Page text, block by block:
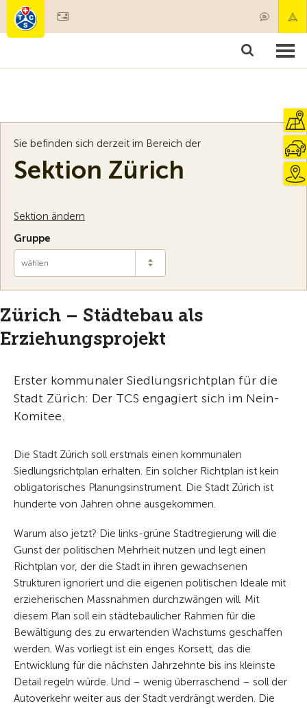
Mitgliedschaft & Leistungen
Sie befinden sich derzeit im Bereich der
Sektion Zürich
Sektion ändern
Gruppe
wählen
Zürich – Städtebau als
Erziehungsprojekt
Erster kommunaler Siedlungsrichtplan für die
Stadt Zürich: Der TCS engagiert sich im Nein-
Komitee.
Die Stadt Zürich soll erstmals einen kommunalen
Siedlungsrichtplan erhalten. Ein solcher Richtplan ist kein
obligatorisches Planungsinstrument. Die Stadt Zürich ist
hunderte von Jahren ohne ausgekommen.
Warum also jetzt? Die links-grüne Stadtregierung will die
Gunst der politischen Mehrheit nutzen und legt einen
Richtplan vor, der die Stadt in ihren gewachsenen
Strukturen ignoriert und die eigenen politischen Ideale mit
erzieherischen Massnahmen durchzwängen will. Mit
diesem Plan soll ein städtebaulicher Rahmen für die
Bewältigung des zu erwartenden Wachstums geschaffen
werden. Was vorliegt ist ein enges Korsett, das die
Entwicklung für die nächsten Jahrzehnte bis ins kleinste
Detail regeln würde. Und – wenig überraschend – soll der
Autoverkehr weiter aus der Stadt verdrängt werden. Die